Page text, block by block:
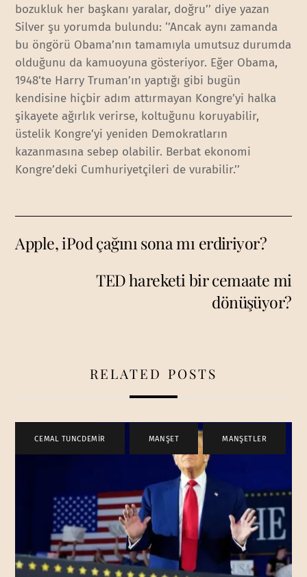
bozukluk her başkanı yaralar, doğru’’ diye yazan
Silver şu yorumda bulundu: ‘’Ancak aynı zamanda
bu öngörü Obama’nın tamamıyla umutsuz durumda
olduğunu da kamuoyuna gösteriyor. Eğer Obama,
1948’te Harry Truman’ın yaptığı gibi bugün
kendisine hiçbir adım attırmayan Kongre’yi halka
şikayete ağırlık verirse, koltuğunu koruyabilir,
üstelik Kongre’yi yeniden Demokratların
kazanmasına sebep olabilir. Berbat ekonomi
Kongre’deki Cumhuriyetçileri de vurabilir.’’
Apple, iPod çağını sona mı erdiriyor?
TED hareketi bir cemaate mi
dönüşüyor?
RELATED POSTS
CEMAL TUNCDEMİR MANŞET , MANŞETLER